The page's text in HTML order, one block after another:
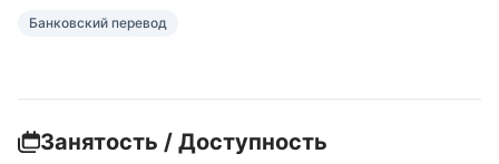
Банковский перевод
Занятость / Доступность